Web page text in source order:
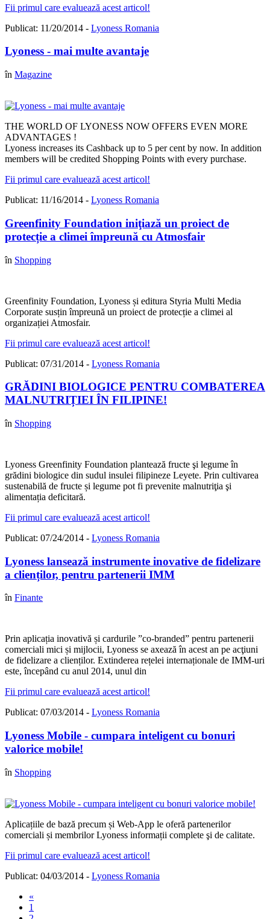
Fii primul care evaluează acest articol!
Publicat: 11/20/2014 - Lyoness Romania
Lyoness - mai multe avantaje
în Magazine
THE WORLD OF LYONESS NOW OFFERS EVEN MORE
ADVANTAGES !
Lyoness increases its Cashback up to 5 per cent by now. In addition
members will be credited Shopping Points with every purchase.
Fii primul care evaluează acest articol!
Publicat: 11/16/2014 - Lyoness Romania
Greenfinity Foundation iniţiază un proiect de
protecție a climei împreună cu Atmosfair
în Shopping
Greenfinity Foundation, Lyoness și editura Styria Multi Media
Corporate susțin împreună un proiect de protecție a climei al
organizației Atmosfair.
Fii primul care evaluează acest articol!
Publicat: 07/31/2014 - Lyoness Romania
GRĂDINI BIOLOGICE PENTRU COMBATEREA
MALNUTRIȚIEI ÎN FILIPINE!
în Shopping
Lyoness Greenfinity Foundation plantează fructe şi legume în
grădini biologice din sudul insulei filipineze Leyete. Prin cultivarea
sustenabilă de fructe și legume pot fi prevenite malnutriţia şi
alimentația deficitară.
Fii primul care evaluează acest articol!
Publicat: 07/24/2014 - Lyoness Romania
Lyoness lansează instrumente inovative de fidelizare
a clienților, pentru partenerii IMM
în Finante
Prin aplicația inovativă și cardurile ”co-branded” pentru partenerii
comerciali mici și mijlocii, Lyoness se axează în acest an pe acţiuni
de fidelizare a clienților. Extinderea rețelei internaționale de IMM-uri
este, începând cu anul 2014, unul din
Fii primul care evaluează acest articol!
Publicat: 07/03/2014 - Lyoness Romania
Lyoness Mobile - cumpara inteligent cu bonuri
valorice mobile!
în Shopping
Aplicațiile de bază precum și Web-App le oferă partenerilor
comerciali și membrilor Lyoness informații complete şi de calitate.
Fii primul care evaluează acest articol!
Publicat: 04/03/2014 - Lyoness Romania
«
1